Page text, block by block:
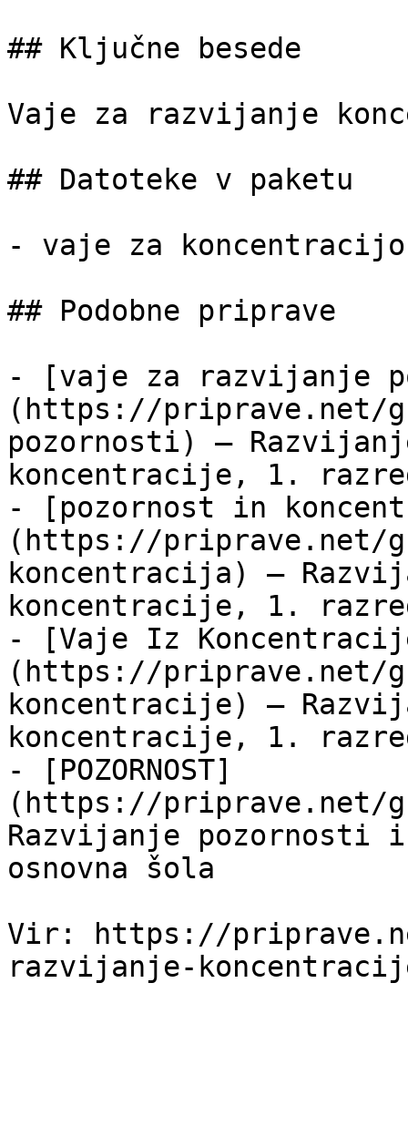
## Ključne besede
Vaje za razvijanje
## Datoteke v paketu
- vaje za
## Podobne priprave
- [vaje za razvijanje
(https://priprave.net/
pozornosti) —
koncentracije, 1.
- [pozornost in
(https://priprave.net/
koncentracija) —
koncentracije, 1.
- [Vaje Iz
(https://priprave.net/
koncentracije) —
koncentracije, 1.
- [POZORNOST]
(https://priprave.net/
Razvijanje pozornosti
osnovna šola
Vir: https://